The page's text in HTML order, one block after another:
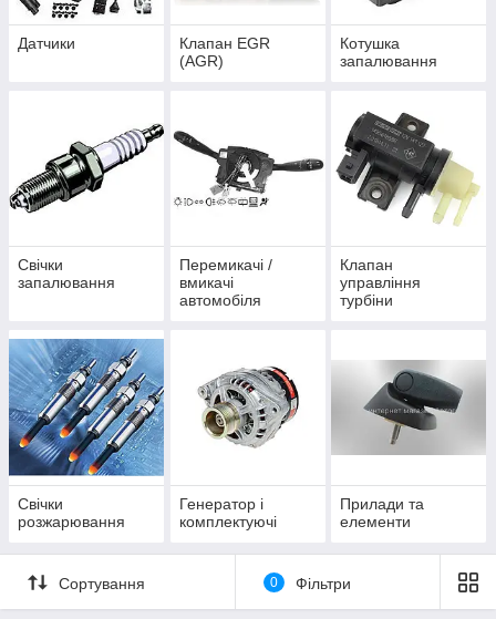
Датчики
Клапан EGR
(AGR)
Котушка
запалювання
Свічки
запалювання
Перемикачі /
вмикачі
автомобіля
Клапан
управління
турбіни
Свічки
розжарювання
Генератор і
комплектуючі
Прилади та
елементи
Сортування 0 Фільтри